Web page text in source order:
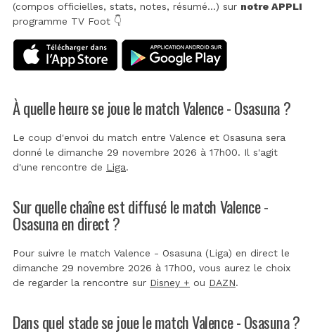
(compos officielles, stats, notes, résumé...) sur notre APPLI
programme TV Foot 👇
À quelle heure se joue le match Valence - Osasuna ?
Le coup d'envoi du match entre Valence et Osasuna sera
donné le dimanche 29 novembre 2026 à 17h00. Il s'agit
d'une rencontre de Liga.
Sur quelle chaîne est diffusé le match Valence -
Osasuna en direct ?
Pour suivre le match Valence - Osasuna (Liga) en direct le
dimanche 29 novembre 2026 à 17h00, vous aurez le choix
de regarder la rencontre sur Disney + ou DAZN.
Dans quel stade se joue le match Valence - Osasuna ?